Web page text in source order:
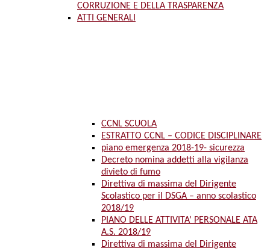
CORRUZIONE E DELLA TRASPARENZA
ATTI GENERALI
CCNL SCUOLA
ESTRATTO CCNL – CODICE DISCIPLINARE
piano emergenza 2018-19- sicurezza
Decreto nomina addetti alla vigilanza
divieto di fumo
Direttiva di massima del Dirigente
Scolastico per il DSGA – anno scolastico
2018/19
PIANO DELLE ATTIVITA’ PERSONALE ATA
A.S. 2018/19
Direttiva di massima del Dirigente